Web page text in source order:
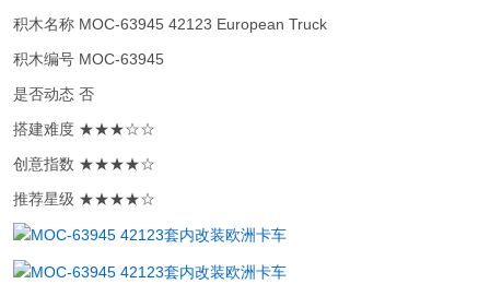
积木名称 MOC-63945 42123 European Truck
积木编号 MOC-63945
是否动态 否
搭建难度 ★★★☆☆
创意指数 ★★★★☆
推荐星级 ★★★★☆